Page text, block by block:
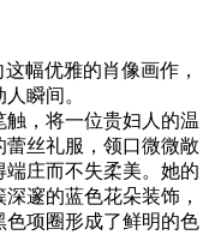
幅优雅的肖像画作，
瞬间。
，将一位贵妇人的温
丝礼服，领口微微敞
庄而不失柔美。她的
邃的蓝色花朵装饰，
项圈形成了鲜明的色